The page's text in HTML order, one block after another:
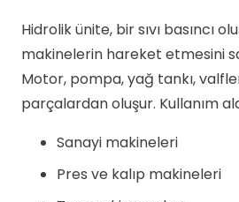
Hidrolik ünite, bir sıvı basıncı
makinelerin hareket etmesini
Motor, pompa, yağ tankı,
parçalardan oluşur. Kullanım
Sanayi makineleri
Pres ve kalıp makineleri